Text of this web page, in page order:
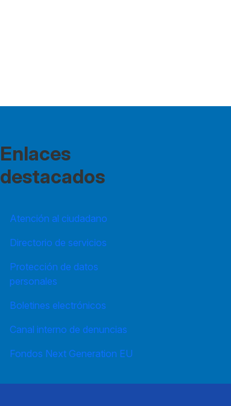
Enlaces
destacados
Atención al ciudadano
Directorio de servicios
Protección de datos
personales
Boletines electrónicos
Canal interno de denuncias
Fondos Next Generation EU